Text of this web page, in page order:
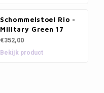
Schommelstoel Rio -
Military Green 17
€352,00
Bekijk product